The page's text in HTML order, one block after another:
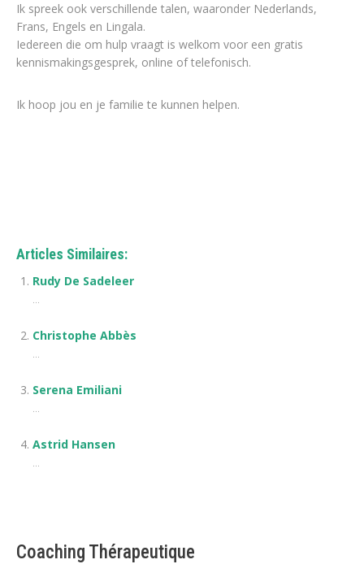
Ik spreek ook verschillende talen, waaronder Nederlands,
Frans, Engels en Lingala.
Iedereen die om hulp vraagt is welkom voor een gratis
kennismakingsgesprek, online of telefonisch.
Ik hoop jou en je familie te kunnen helpen.
Articles Similaires:
Rudy De Sadeleer
...
Christophe Abbès
...
Serena Emiliani
...
Astrid Hansen
...
Coaching Thérapeutique